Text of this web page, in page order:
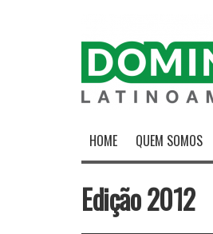
HOME QUEM SOMOS
Edição 2012